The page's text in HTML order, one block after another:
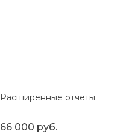
Расширенные отчеты
66 000 руб.